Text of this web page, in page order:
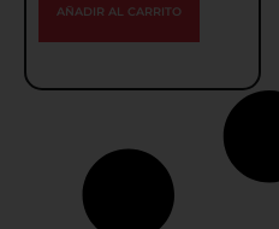
AÑADIR AL CARRITO